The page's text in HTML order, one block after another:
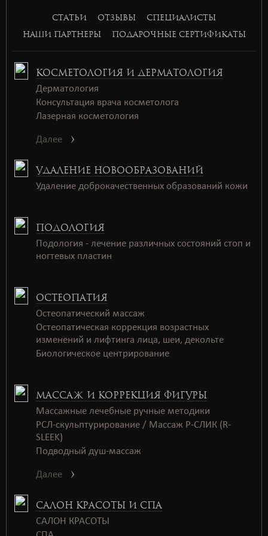
СТАТЬИ ОТЗЫВЫ
СПЕЦИАЛИСТЫ
НАШИ ПАРТНЕРЫ
ПОДАРОЧНЫЕ СЕРТИФИКАТЫ
КОСМЕТОЛОГИЯ И ДЕРМАТОЛОГИЯ
Дерматология
Консультация врача косметолога
Лазерная косметология
Далее
САЛОН КРАСОТЫ И СПА
САЛОН КРАСОТЫ
УДАЛЕНИЕ НОВООБРАЗОВАНИЙ
Удаление доброкачественных образований кожи
ПОДОЛОГИЯ
Подология - лечение различных состояний стоп и
ногтевых пластин
ОСТЕОПАТИЯ
Остеопатический массаж
Остеопатическая коррекция возрастных
изменений и лифтинга лица, шеи, декольте
Биологическое центрирование
МАССАЖ И КОРРЕКЦИЯ ФИГУРЫ
Массажные лечебные ручные методики
РСЛ-скульптурирование / Массаж Р-СЛИК (R-
SLEEK)
Подводный душ-массаж
Далее